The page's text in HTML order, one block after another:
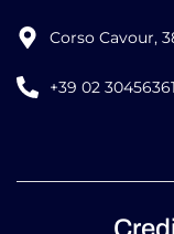
Corso Cavour,
+39 02 30456361